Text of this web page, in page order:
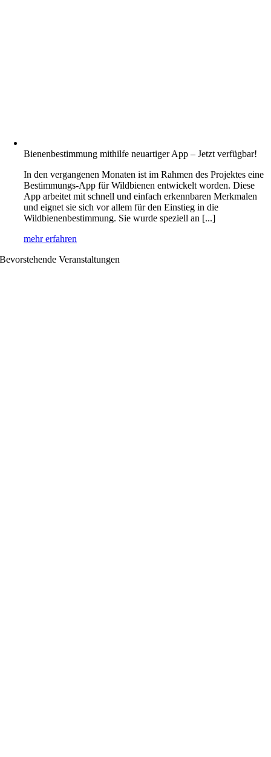
Bienenbestimmung mithilfe neuartiger App – Jetzt verfügbar!
In den vergangenen Monaten ist im Rahmen des Projektes eine
Bestimmungs-App für Wildbienen entwickelt worden. Diese
App arbeitet mit schnell und einfach erkennbaren Merkmalen
und eignet sie sich vor allem für den Einstieg in die
Wildbienenbestimmung. Sie wurde speziell an [...]
mehr erfahren
Bevorstehende Veranstaltungen